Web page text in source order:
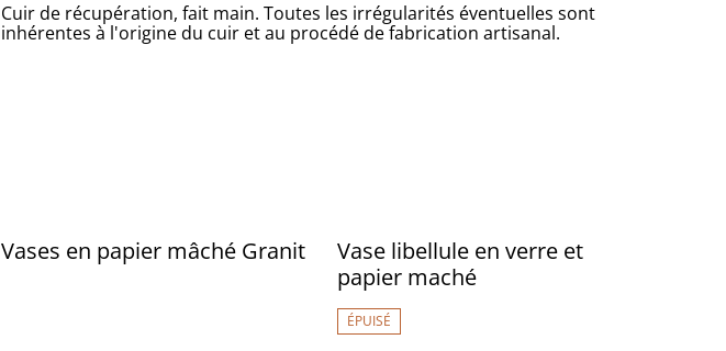
Cuir de récupération, fait main. Toutes les irrégularités éventuelles sont
inhérentes à l'origine du cuir et au procédé de fabrication artisanal.
Vases en papier mâché Granit
Vase libellule en verre et
papier maché
ÉPUISÉ